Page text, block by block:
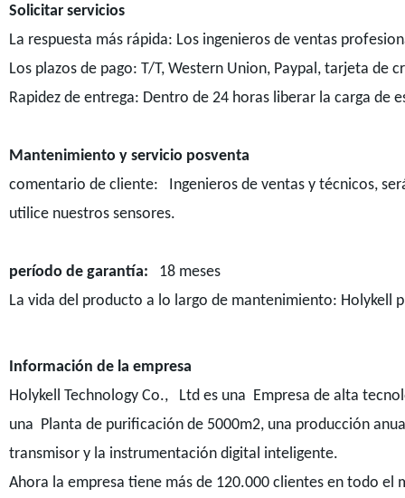
Solicitar servicios
La respuesta más rápida: Los ingenieros de ventas
Los plazos de pago: T/T, Western Union, Paypal, tarjeta de
Rapidez de entrega: Dentro de 24 horas liberar la carga de
Mantenimiento y servicio posventa
comentario de cliente: Ingenieros de ventas y técnicos,
utilice nuestros sensores.
período de garantía:
18 meses
La vida del producto a lo largo de mantenimiento: Holykell
Información de la empresa
Holykell Technology Co., Ltd es una Empresa de alta
una Planta de purificación de 5000m2, una producción
transmisor y la instrumentación digital inteligente.
Ahora la empresa tiene más de 120.000 clientes en todo